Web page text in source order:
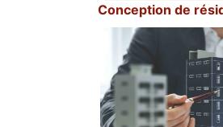
Conception de